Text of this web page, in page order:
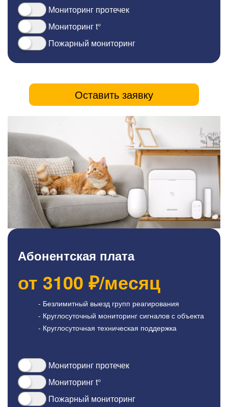
Мониторинг протечек
Мониторинг t°
Пожарный мониторинг
Оставить заявку
Абонентская плата
от 3100 ₽/месяц
- Безлимитный выезд групп реагирования
- Круглосуточный мониторинг сигналов с объекта
- Круглосуточная техническая поддержка
Мониторинг протечек
Мониторинг t°
Пожарный мониторинг